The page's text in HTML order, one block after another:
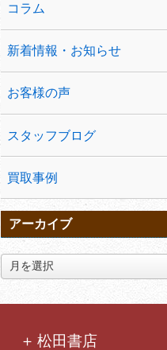
コラム
新着情報・お知らせ
お客様の声
スタッフブログ
買取事例
アーカイブ
ア
ー
松田書店